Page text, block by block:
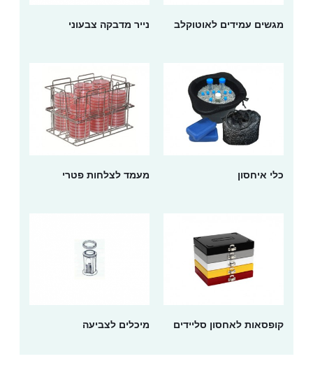
מגשים עמידים לאוטוקלב נייר מדבקה צבעוני
כלי איחסון מעמד לצלחות פטרי
קופסאות לאחסון סליידים מיכלים לצביעה